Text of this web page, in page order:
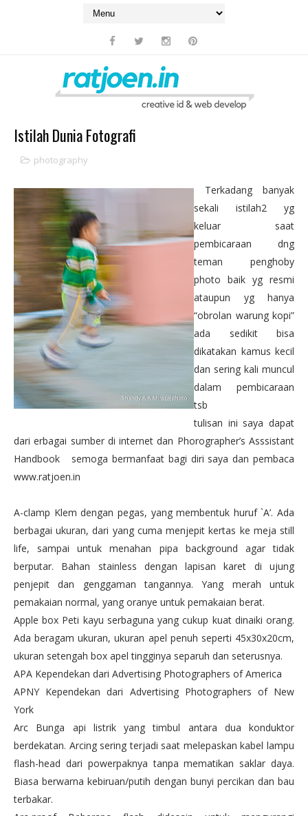
Istilah Dunia Fotografi
photography
Terkadang banyak
sekali istilah2 yg
keluar saat
pembicaraan dng
teman penghoby
photo baik yg resmi
ataupun yg hanya
“obrolan warung kopi”
ada sedikit bisa
dikatakan kamus kecil
dan sering kali muncul
dalam pembicaraan
tsb
tulisan ini saya dapat
dari erbagai sumber di internet dan Phorographer’s Asssistant
Handbook semoga bermanfaat bagi diri saya dan pembaca
www.ratjoen.in
A-clamp Klem dengan pegas, yang membentuk huruf `A’. Ada
berbagai ukuran, dari yang cuma menjepit kertas ke meja still
life, sampai untuk menahan pipa background agar tidak
berputar. Bahan stainless dengan lapisan karet di ujung
penjepit dan genggaman tangannya. Yang merah untuk
pemakaian normal, yang oranye untuk pemakaian berat.
Apple box Peti kayu serbaguna yang cukup kuat dinaiki orang.
Ada beragam ukuran, ukuran apel penuh seperti 45x30x20cm,
ukuran setengah box apel tingginya separuh dan seterusnya.
APA Kependekan dari Advertising Photographers of America
APNY Kependekan dari Advertising Photographers of New
York
Arc Bunga api listrik yang timbul antara dua konduktor
berdekatan. Arcing sering terjadi saat melepaskan kabel lampu
flash-head dari powerpaknya tanpa mematikan saklar daya.
Biasa berwarna kebiruan/putih dengan bunyi percikan dan bau
terbakar.